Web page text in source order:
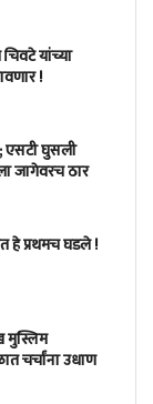
यांच्या
!
एसटी घुसली
जागेवरच ठार
हे प्रथमच घडले !
मुस्लिम
चर्चांना उधाण